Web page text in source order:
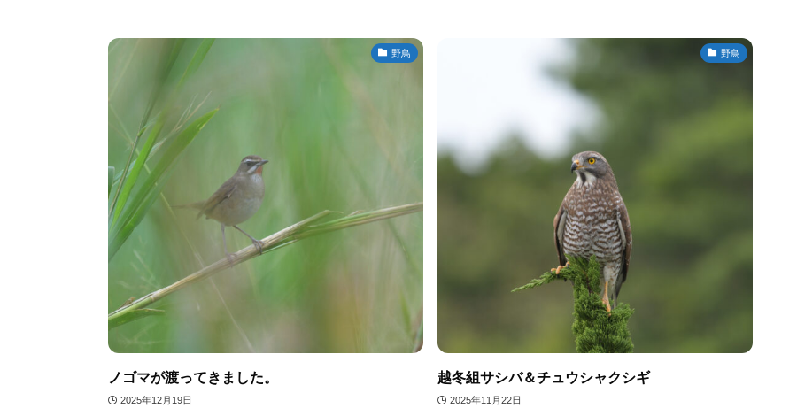
野鳥
ノゴマが渡ってきました。
2025年12月19日
野鳥
越冬組サシバ＆チュウシャクシギ
2025年11月22日